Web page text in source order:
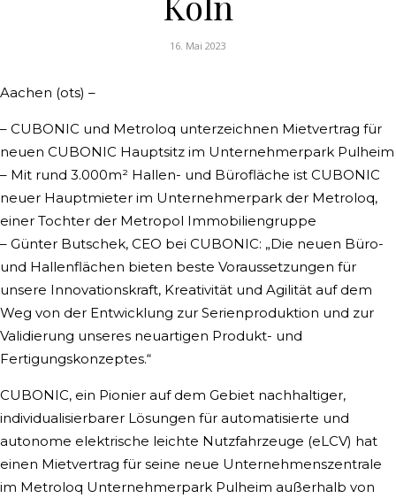
16. Mai 2023
Aachen (ots) –
– CUBONIC und Metroloq unterzeichnen Mietvertrag für
neuen CUBONIC Hauptsitz im Unternehmerpark Pulheim
– Mit rund 3.000m² Hallen- und Bürofläche ist CUBONIC
neuer Hauptmieter im Unternehmerpark der Metroloq,
einer Tochter der Metropol Immobiliengruppe
– Günter Butschek, CEO bei CUBONIC: „Die neuen Büro-
und Hallenflächen bieten beste Voraussetzungen für
unsere Innovationskraft, Kreativität und Agilität auf dem
Weg von der Entwicklung zur Serienproduktion und zur
Validierung unseres neuartigen Produkt- und
Fertigungskonzeptes.“
CUBONIC, ein Pionier auf dem Gebiet nachhaltiger,
individualisierbarer Lösungen für automatisierte und
autonome elektrische leichte Nutzfahrzeuge (eLCV) hat
einen Mietvertrag für seine neue Unternehmenszentrale
im Metroloq Unternehmerpark Pulheim außerhalb von